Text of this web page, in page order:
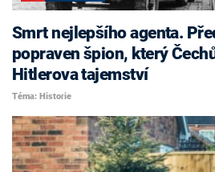
Smrt nejlepšího agenta.
popraven špion, který
Hitlerova tajemství
Téma: Historie